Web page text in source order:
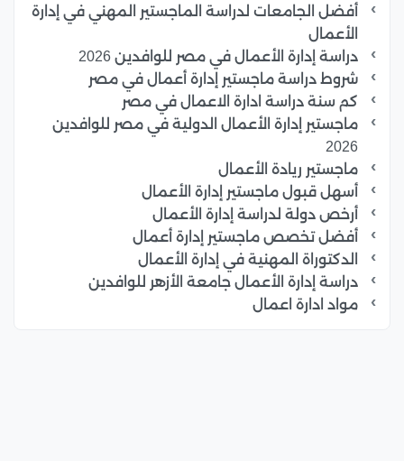
أفضل الجامعات لدراسة الماجستير المهني في إدارة
الأعمال
دراسة إدارة الأعمال في مصر للوافدين 2026
شروط دراسة ماجستير إدارة أعمال في مصر
كم سنة دراسة ادارة الاعمال في مصر
ماجستير إدارة الأعمال الدولية في مصر للوافدين
2026
ماجستير ريادة الأعمال
أسهل قبول ماجستير إدارة الأعمال
أرخص دولة لدراسة إدارة الأعمال
أفضل تخصص ماجستير إدارة أعمال
الدكتوراة المهنية في إدارة الأعمال
دراسة إدارة الأعمال جامعة الأزهر للوافدين
مواد ادارة اعمال